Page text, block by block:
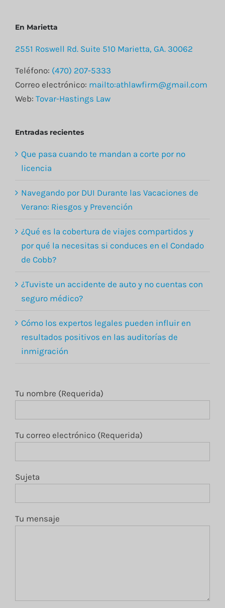
un
En Marietta
2551 Roswell Rd. Suite 510 Marietta, GA. 30062
Teléfono: (470) 207-5333
Correo electrónico: mailto:athlawfirm@gmail.com
Web: Tovar-Hastings Law
Entradas recientes
Que pasa cuando te mandan a corte por no
licencia
Navegando por DUI Durante las Vacaciones de
Verano: Riesgos y Prevención
¿Qué es la cobertura de viajes compartidos y
por qué la necesitas si conduces en el Condado
de Cobb?
¿Tuviste un accidente de auto y no cuentas con
seguro médico?
Cómo los expertos legales pueden influir en
resultados positivos en las auditorías de
inmigración
Tu nombre (Requerida)
Tu correo electrónico (Requerida)
Sujeta
Tu mensaje